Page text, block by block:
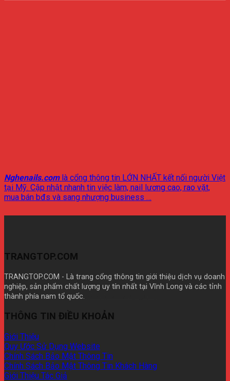
Nghenails.comlà cổng thông tin LỚN NHẤT kết nối người Việt
tại Mỹ. Cập nhật nhanh tin việc làm, nail lương cao, rao vặt,
mua bán bđs và sang nhượng business …
TRANGTOP.COM
TRANGTOP.COM - Là trang cổng thông tin giới thiệu dịch vụ doanh
nghiệp, sản phẩm chất lượng uy tín nhất tại Vĩnh Long và các tỉnh
thành phía nam tổ quốc.
THÔNG TIN ĐIỀU KHOẢN
Giới Thiệu
Quy Ước Sử Dụng Website
Chính Sách Bảo Mật Thông Tin
Chính Sách Bảo Mật Thông Tin Khách Hàng
Giới Thiệu Tác Giả